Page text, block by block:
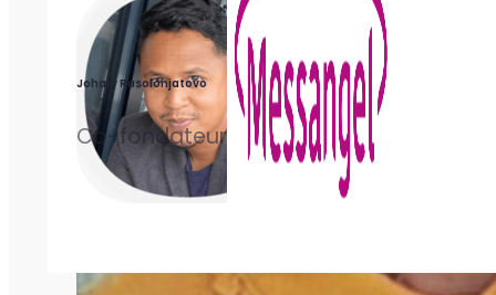
Johary Rasolonjatovo
Co-fondateur